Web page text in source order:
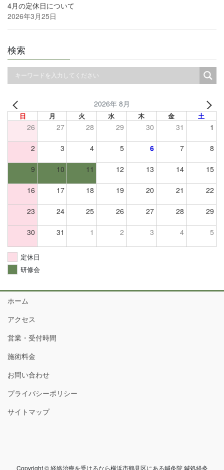
4月の定休日について
2026年3月25日
検索
2026年 8月
日 月 火 水 木 金 土
26 27 28 29 30 31 1
2 3 4 5 6 7 8
9 10 11 12 13 14 15
16 17 18 19 20 21 22
23 24 25 26 27 28 29
30 31 1 2 3 4 5
定休日
研修会
ホーム
アクセス
営業・受付時間
施術料金
お問い合わせ
プライバシーポリシー
サイトマップ
Copyright © 経絡治療を受けるなら横浜市鶴見区にある鍼灸院 鍼処経灸